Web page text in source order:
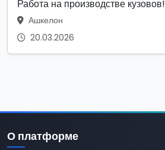
Работа на производстве кузовов!
Ашкелон
20.03.2026
О платформе